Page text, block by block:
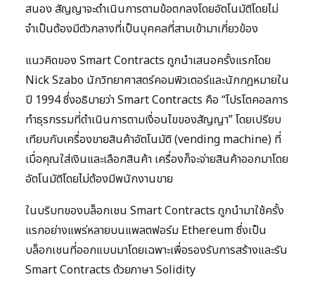
สนอง สัญญาจะดำเนินการตามข้อตกลงโดยอัตโนมัติโดยไม่
จำเป็นต้องมีตัวกลางที่เป็นบุคคลที่สามเข้ามาเกี่ยวข้อง
แนวคิดของ Smart Contracts ถูกนำเสนอครั้งแรกโดย
Nick Szabo นักวิทยาศาสตร์คอมพิวเตอร์และนักกฎหมายใน
ปี 1994 ซึ่งอธิบายว่า Smart Contracts คือ “โปรโตคอลการ
ทำธุรกรรมที่ดำเนินการตามเงื่อนไขของสัญญา” โดยเปรียบ
เทียบกับเครื่องขายสินค้าอัตโนมัติ (vending machine) ที่
เมื่อคุณใส่เงินและเลือกสินค้า เครื่องก็จะจ่ายสินค้าออกมาโดย
อัตโนมัติโดยไม่ต้องมีพนักงานขาย
ในบริบทของบล็อกเชน Smart Contracts ถูกนำมาใช้ครั้ง
แรกอย่างแพร่หลายบนแพลตฟอร์ม Ethereum ซึ่งเป็น
บล็อกเชนที่ออกแบบมาโดยเฉพาะเพื่อรองรับการสร้างและรัน
Smart Contracts ด้วยภาษา Solidity